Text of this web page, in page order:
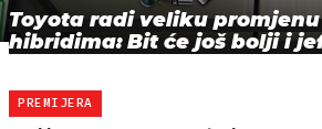
Toyota radi veliku
hibridima: Bit će još bolji i
PREMIJERA